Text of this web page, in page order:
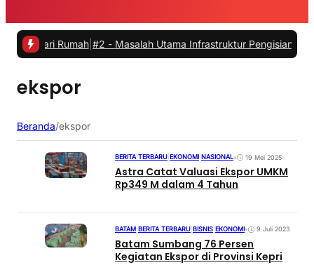
Rumah|#2 -Masalah Utama Infrastruktur Pengisian Daya
ekspor
Beranda/ekspor
BERITA TERBARU EKONOMI NASIONAL• 19 Mei 2025
Astra Catat Valuasi Ekspor UMKM
Rp349 M dalam 4 Tahun
BATAM BERITA TERBARU BISNIS EKONOMI• 9 Juli 2023
Batam Sumbang 76 Persen
Kegiatan Ekspor di Provinsi Kepri